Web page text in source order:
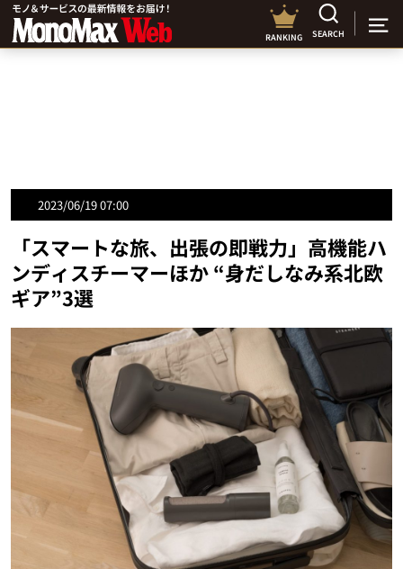
RANKING SEARCH
2023/06/19 07:00
「スマートな旅、出張の即戦力」高機能ハ
ンディスチーマーほか “身だしなみ系北欧
ギア”3選